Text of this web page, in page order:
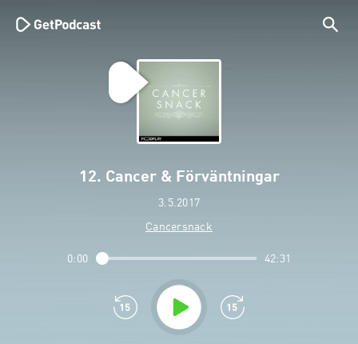
12. Cancer & Förväntningar
3.5.2017
Cancersnack
0:00 42:31